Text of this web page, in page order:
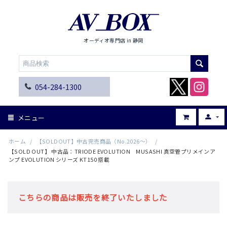
オーディオ専門店 in 静岡
054-284-1300
メニュー
ホーム / 【SOLDOUT】中古完売商品（No.2026～）
/
【SOLD OUT】 中古品：TRIODE EVOLUTION MUSASHI 真空管プリメインア
ンプ EVOLUTION シリーズ KT150 搭載
こちらの商品は販売を終了いたしました